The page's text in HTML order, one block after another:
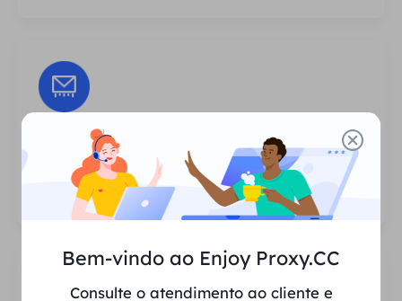
Sessões Ilimitadas
Não há limite para o número de usos ou
frequências de invocação dos proxies.
Bem-vindo ao Enjoy Proxy.CC
Consulte o atendimento ao cliente e